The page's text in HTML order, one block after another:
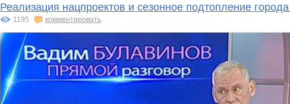
Реализация нацпроектов и сезонное подтопление
1195
комментировать